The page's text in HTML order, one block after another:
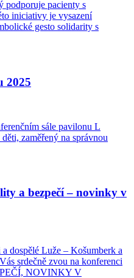
podporuje pacienty s
iniciativy je vysazení
gesto solidarity s
2025
sále pavilonu L
zaměřený na správnou
a bezpečí – novinky v
dospělé Luže – Košumberk a
srdečně zvou na konferenci
NOVINKY V